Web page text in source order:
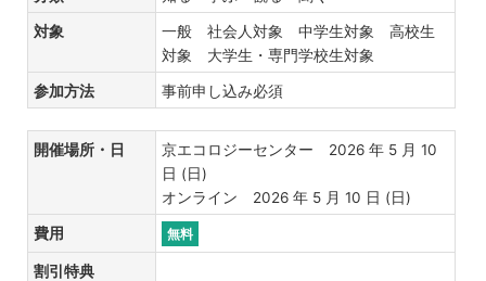
対象
一般 社会人対象 中学生対象 高校生
対象 大学生・専門学校生対象
参加方法 事前申し込み必須
開催場所・日
京エコロジーセンター 2026 年 5 月 10
日 (日)
オンライン 2026 年 5 月 10 日 (日)
費用 無料
割引特典